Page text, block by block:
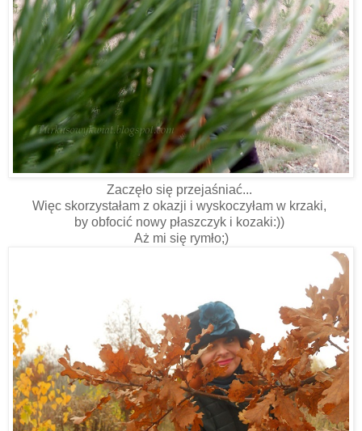
Zaczęło się przejaśniać...
Więc skorzystałam z okazji i wyskoczyłam w krzaki,
by obfocić nowy płaszczyk i kozaki:))
Aż mi się rymło;)